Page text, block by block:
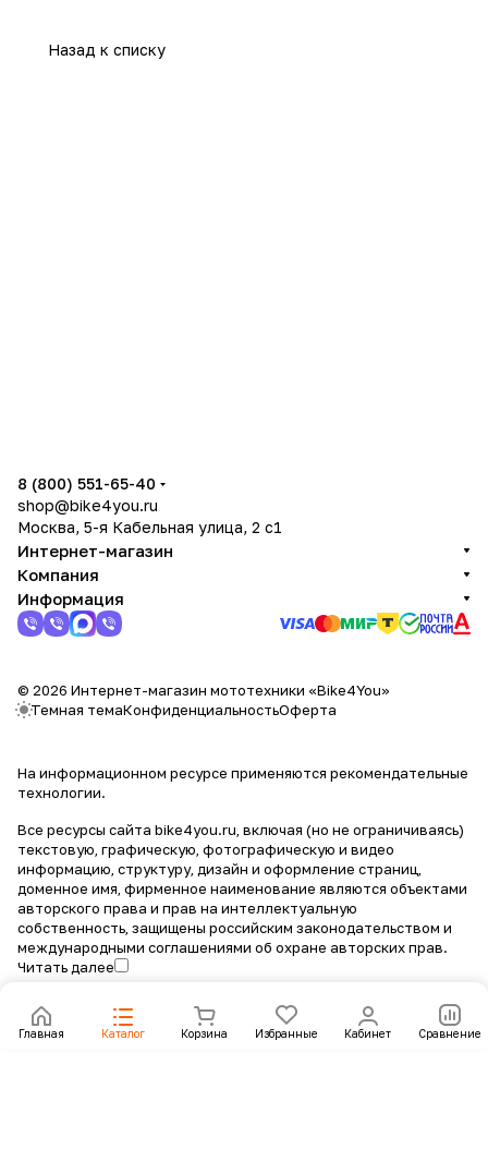
Назад к списку
Главная Каталог Корзина Избранные Кабинет Сравнение
8 (800) 551-65-40
shop@bike4you.ru
Москва, 5-я Кабельная улица, 2 с1
Интернет-магазин
Компания
Информация
© 2026 Интернет-магазин мототехники «Bike4You»
Темная темаКонфиденциальностьОферта
На информационном ресурсе применяются рекомендательные
технологии.
Все ресурсы сайта bike4you.ru, включая (но не ограничиваясь)
текстовую, графическую, фотографическую и видео
информацию, структуру, дизайн и оформление страниц,
доменное имя, фирменное наименование являются объектами
авторского права и прав на интеллектуальную
собственность, защищены российским законодательством и
международными соглашениями об охране авторских прав.
Читать далее